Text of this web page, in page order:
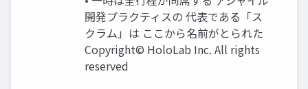
開発プラクティスの 代表である「ス
クラム」は ここから名前がとられた
Copyright© HoloLab Inc. All rights
reserved